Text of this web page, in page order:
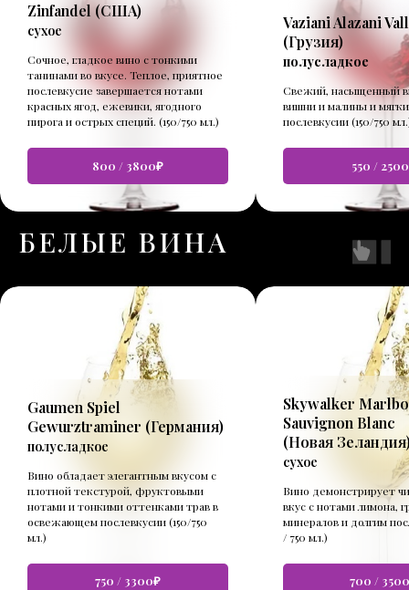
Zinfandel(США)
сухое
Сочное, гладкое вино с тонкими
танинами во вкусе. Теплое, приятное
послевкусие завершается нотами
красных ягод, ежевики, ягодного
пирога и острых специй. (150/750 мл.)
800 / 3800₽
Vaziani Alazani
(Грузия)
полусладкое
Свежий, насыщенный
вишни и малины и
послевкусии (150/750
550 /
БЕЛЫЕ ВИНА
Gaumen Spiel
Gewurztraminer (Германия)
полусладкое
Вино обладает элегантным вкусом с
плотной текстурой, фруктовыми
нотами и тонкими оттенками трав в
освежающем послевкусии (150/750
мл.)
750 / 3300₽
Skywalker
Sauvignon Blanc
(Новая
сухое
Вино демонстрирует
вкус с нотами лимона,
минералов и долгим
/ 750 мл.)
700 /